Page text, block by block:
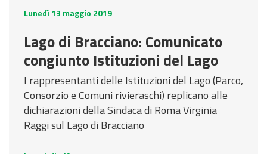
Lunedì 13 maggio 2019
Lago di Bracciano: Comunicato
congiunto Istituzioni del Lago
I rappresentanti delle Istituzioni del Lago (Parco,
Consorzio e Comuni rivieraschi) replicano alle
dichiarazioni della Sindaca di Roma Virginia
Raggi sul Lago di Bracciano